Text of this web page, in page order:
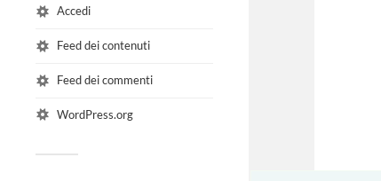
Accedi
Feed dei contenuti
Feed dei commenti
WordPress.org